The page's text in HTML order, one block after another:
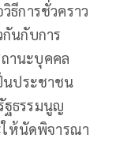
ธีการชั่วคราว
กันกับการ
านะบุคคล
นประชาชน
ฐธรรมนูญ
ให้นัดพิจารณา